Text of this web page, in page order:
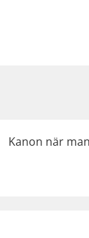
Kanon när